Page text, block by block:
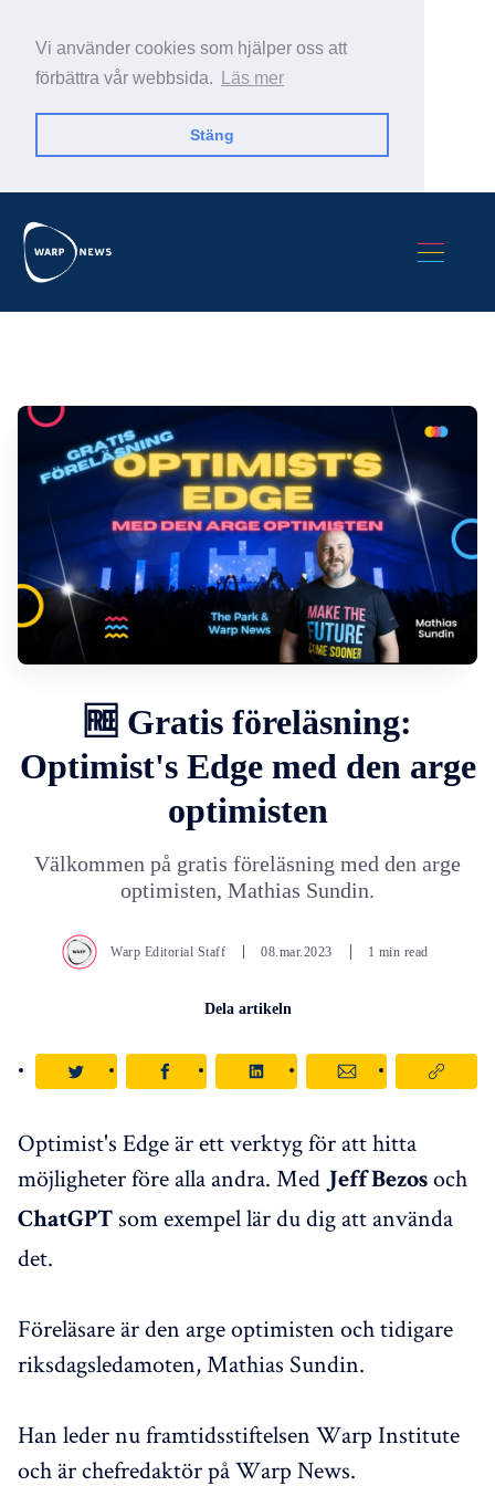
Vi använder cookies som hjälper oss att
förbättra vår webbsida.
Läs mer
Stäng
🆓 Gratis föreläsning:
Optimist's Edge med den arge
optimisten
Välkommen på gratis föreläsning med den arge
optimisten, Mathias Sundin.
Warp Editorial Staff 08.mar.2023 1 min read
Dela artikeln
Optimist's Edge är ett verktyg för att hitta
möjligheter före alla andra. Med Jeff Bezos och
ChatGPT som exempel lär du dig att använda
det.
Föreläsare är den arge optimisten och tidigare
riksdagsledamoten, Mathias Sundin.
Han leder nu framtidsstiftelsen Warp Institute
och är chefredaktör på Warp News.